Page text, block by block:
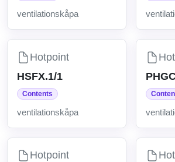
ventilationskåpa
Hotpoint
HSFX.1/1
Contents
ventilationskåpa
Hotpoint